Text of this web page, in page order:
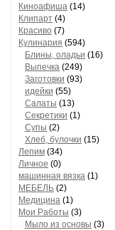
Киноафиша (14)
Клипарт (4)
Красиво (7)
Кулинария (594)
Блины, оладьи (16)
Выпечка (249)
Заготовки (93)
идейки (55)
Салаты (13)
Секретики (1)
Супы (2)
Хлеб, булочки (15)
Лепим (34)
Личное (0)
машинная вязка (1)
МЕБЕЛЬ (2)
Медицина (1)
Мои Работы (3)
Мыло из основы (3)